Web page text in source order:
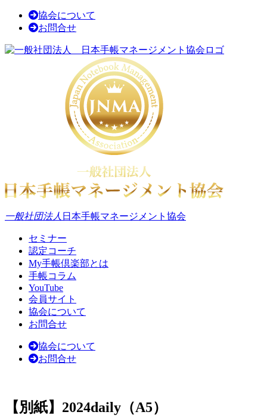
協会について
お問合せ
一般社団法人 日本手帳マネージメント協会
セミナー
認定コーチ
My手帳倶楽部とは
手帳コラム
YouTube
会員サイト
協会について
お問合せ
協会について
お問合せ
【別紙】2024daily（A5）